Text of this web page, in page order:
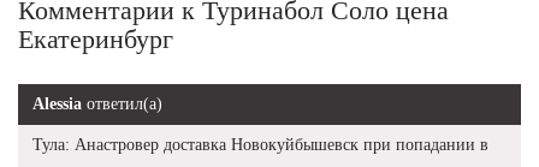
Комментарии к Туринабол Соло цена
Екатеринбург
Alessia ответил(а)
Тула: Анастровер доставка Новокуйбышевск при попадании в